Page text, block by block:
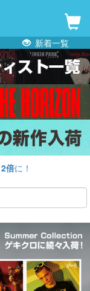
新着一覧
2倍に！